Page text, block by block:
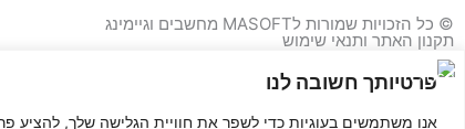
פרטיותך חשובה לנו
אנו משתמשים בעוגיות כדי לשפר את חוויית הגלישה שלך,
© כל הזכויות שמורות לMASOFT מחשבים וגיימינג
תקנון האתר ותנאי שימוש
מדיניות פרטיות
הצהרת נגישות
מפת האתר
F